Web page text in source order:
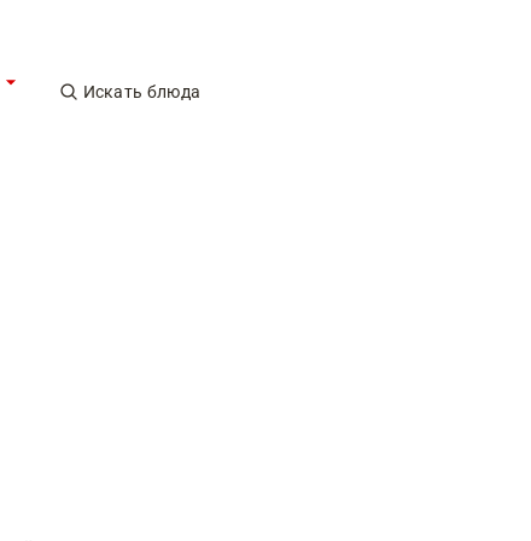
Искать блюда